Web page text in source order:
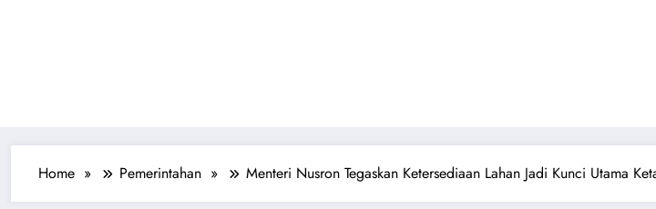
Home Pemerintahan Menteri Nusron Tegaskan Ketersediaan Lahan Jadi Kunci Utama